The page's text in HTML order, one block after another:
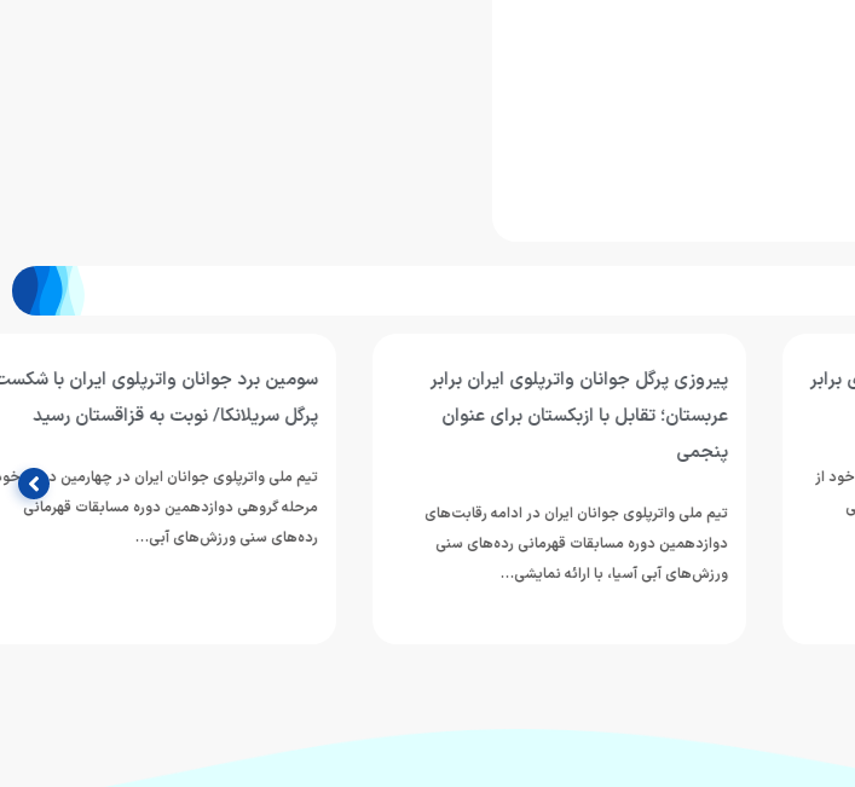
پیروزی پرگل جوانان واترپلوی ایران برابر
عربستان؛ تقابل با ازبکستان برای عنوان
پنجمی
تیم ملی واترپلوی جوانان ایران در ادامه رقابت‌های
دوازدهمین دوره مسابقات قهرمانی رده‌های سنی
ورزش‌های آبی آسیا، با ارائه نمایشی…
سومین برد جوانان واترپلوی ایران با شکست
پرگل سریلانکا/ نوبت به قزاقستان رسید
تیم ملی واترپلوی جوانان ایران در چهارمین دیدار خود از
مرحله گروهی دوازدهمین دوره مسابقات قهرمانی
رده‌های سنی ورزش‌های آبی…